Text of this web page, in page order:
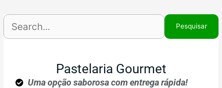
Pastelaria Gourmet
Uma opção saborosa com entrega rápida!